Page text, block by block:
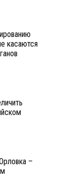
касаются
–